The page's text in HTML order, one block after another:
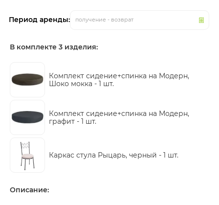
Период аренды: получение - возврат
В комплекте 3 изделия:
Комплект сидение+спинка на Модерн,
Шоко мокка - 1 шт.
Комплект сидение+спинка на Модерн,
графит - 1 шт.
Каркас стула Рыцарь, черный - 1 шт.
Описание: